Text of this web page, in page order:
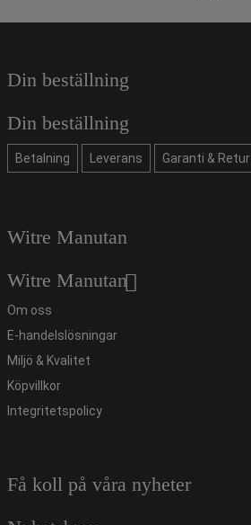
Din beställning
Din beställning
Betalning Leverans Garanti & Retur
Witre Manutan
Witre Manutan
Om oss
E-handelslösningar
Miljö & Kvalitet
Köpvillkor
Integritetspolicy
Få koll på våra nyheter